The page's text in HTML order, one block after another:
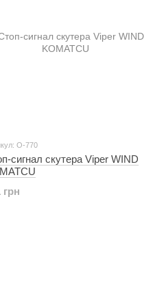
O-770
сигнал скутера Viper WIND
грн